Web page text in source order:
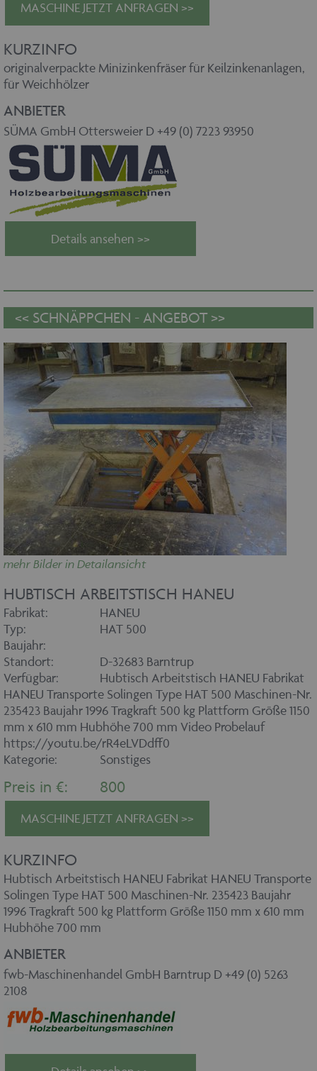
MASCHINE JETZT ANFRAGEN >>
KURZINFO
originalverpackte Minizinkenfräser für Keilzinkenanlagen,
für Weichhölzer
ANBIETER
SÜMA GmbH Ottersweier D +49 (0) 7223 93950
Details ansehen >>
mehr Bilder in Detailansicht
HUBTISCH ARBEITSTISCH HANEU
Fabrikat:
HANEU
Typ:
HAT 500
Baujahr:
Standort:
D-32683 Barntrup
Verfügbar:
Hubtisch Arbeitstisch HANEU Fabrikat
HANEU Transporte Solingen Type HAT 500 Maschinen-Nr.
235423 Baujahr 1996 Tragkraft 500 kg Plattform Größe 1150
mm x 610 mm Hubhöhe 700 mm Video Probelauf
https://youtu.be/rR4eLVDdff0
Kategorie:
Sonstiges
Preis in €: 800
MASCHINE JETZT ANFRAGEN >>
KURZINFO
Hubtisch Arbeitstisch HANEU Fabrikat HANEU Transporte
Solingen Type HAT 500 Maschinen-Nr. 235423 Baujahr
1996 Tragkraft 500 kg Plattform Größe 1150 mm x 610 mm
Hubhöhe 700 mm
ANBIETER
fwb-Maschinenhandel GmbH Barntrup D +49 (0) 5263
2108